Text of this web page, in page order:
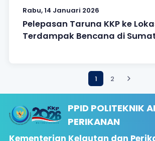
Rabu, 14 Januari 2026
Pelepasan Taruna KKP ke
Terdampak Bencana di
1 2
PPID POLITEKNIK
PERIKANAN